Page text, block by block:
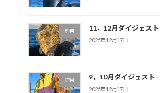
釣果 11，12月ダイジェスト
2025年12月17日
釣果 9，10月ダイジェスト
2025年12月17日